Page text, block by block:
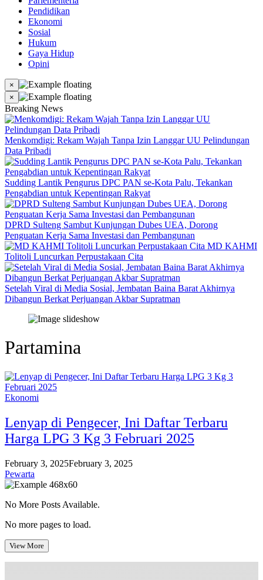
Pendidikan
Ekonomi
Sosial
Hukum
Gaya Hidup
Opini
×
×
Breaking News
Menkomdigi: Rekam Wajah Tanpa Izin Langgar UU Pelindungan
Data Pribadi
Sudding Lantik Pengurus DPC PAN se-Kota Palu, Tekankan
Pengabdian untuk Kepentingan Rakyat
DPRD Sulteng Sambut Kunjungan Dubes UEA, Dorong
Penguatan Kerja Sama Investasi dan Pembangunan
MD KAHMI
Tolitoli Luncurkan Perpustakaan Cita
Setelah Viral di Media Sosial, Jembatan Baina Barat Akhirnya
Dibangun Berkat Perjuangan Akbar Supratman
Partamina
Ekonomi
Lenyap di Pengecer, Ini Daftar Terbaru
Harga LPG 3 Kg 3 Februari 2025
February 3, 2025February 3, 2025
Pewarta
No More Posts Available.
No more pages to load.
View More